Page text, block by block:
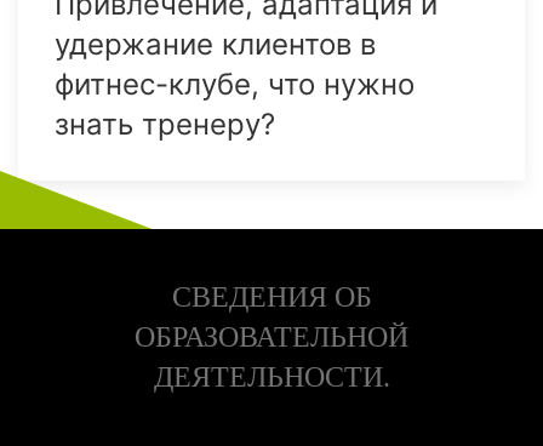
удержание клиентов в
фитнес-клубе, что нужно
знать тренеру?
СВЕДЕНИЯ ОБ
ОБРАЗОВАТЕЛЬНОЙ
ДЕЯТЕЛЬНОСТИ.